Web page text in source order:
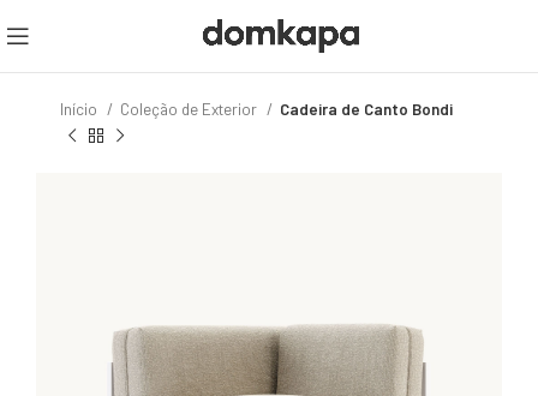
Início Coleção de Exterior Cadeira de Canto Bondi